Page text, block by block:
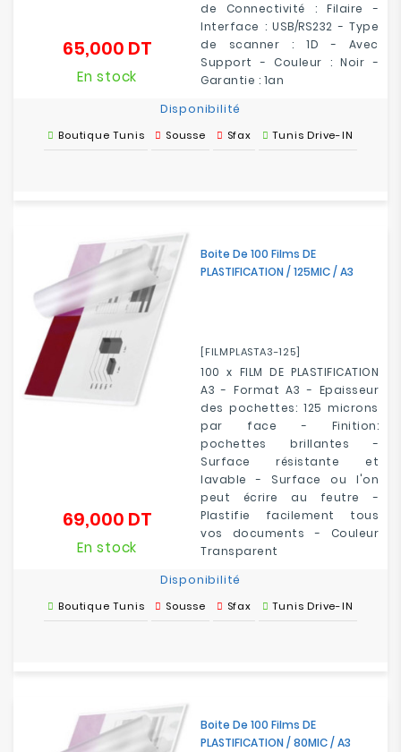
de Connectivité : Filaire -
Interface : USB/RS232 - Type
de scanner : 1D - Avec
Support - Couleur : Noir -
Garantie : 1an
65,000 DTPrix
En stock
Disponibilité
Boutique Tunis Sousse Sfax Tunis Drive-IN
Boite De 100 Films DE
PLASTIFICATION / 125MIC / A3
[FILMPLASTA3-125]
100 x FILM DE PLASTIFICATION
A3 - Format A3 - Epaisseur
des pochettes: 125 microns
par face - Finition:
pochettes brillantes -
Surface résistante et
lavable - Surface ou l'on
peut écrire au feutre -
Plastifie facilement tous
vos documents - Couleur
Transparent
69,000 DTPrix
En stock
Disponibilité
Boutique Tunis Sousse Sfax Tunis Drive-IN
Boite De 100 Films DE
PLASTIFICATION / 80MIC / A3